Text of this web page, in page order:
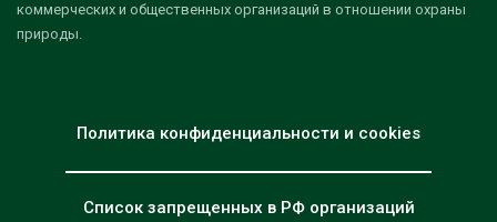
коммерческих и общественных организаций в отношении охраны
природы.
Политика конфиденциальности и cookies
Список запрещенных в РФ организаций